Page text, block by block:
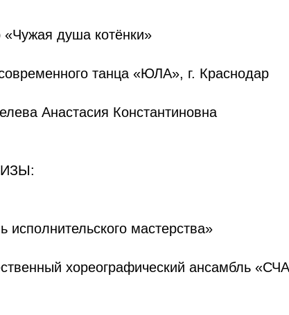
душа котёнки»
танца «ЮЛА», г. Краснодар
Анастасия Константиновна
исполнительского мастерства»
хореографический ансамбль